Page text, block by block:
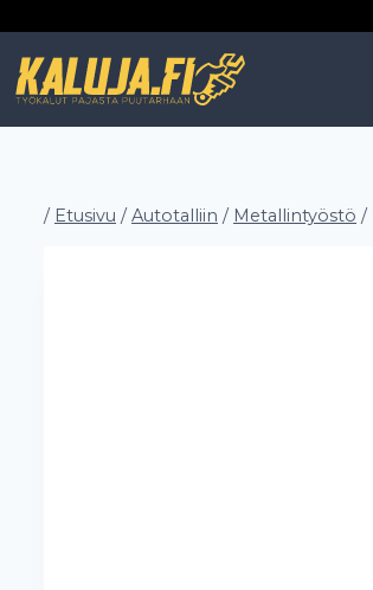
/ Etusivu / Autotalliin / Metallintyöstö /